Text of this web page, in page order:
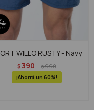
WILLO RUSTY - Navy
$ 390 $990
60